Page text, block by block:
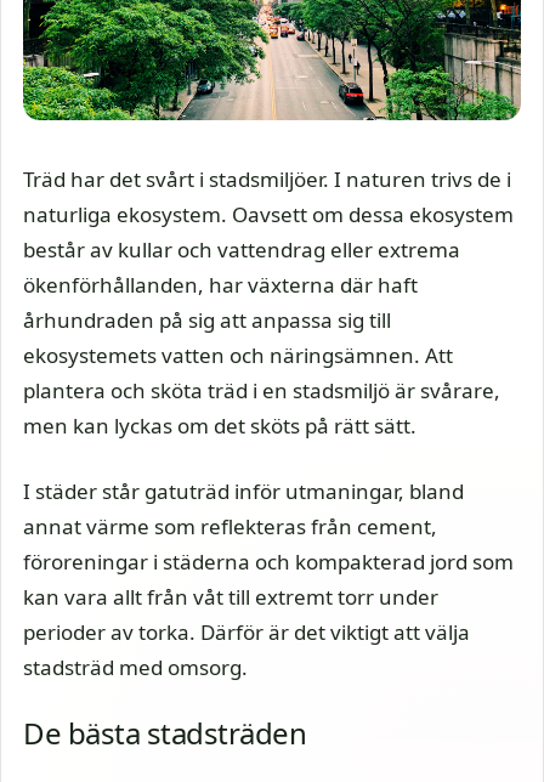
Träd har det svårt i stadsmiljöer. I naturen trivs de i
naturliga ekosystem. Oavsett om dessa ekosystem
består av kullar och vattendrag eller extrema
ökenförhållanden, har växterna där haft
århundraden på sig att anpassa sig till
ekosystemets vatten och näringsämnen. Att
plantera och sköta träd i en stadsmiljö är svårare,
men kan lyckas om det sköts på rätt sätt.
I städer står gatuträd inför utmaningar, bland
annat värme som reflekteras från cement,
föroreningar i städerna och kompakterad jord som
kan vara allt från våt till extremt torr under
perioder av torka. Därför är det viktigt att välja
stadsträd med omsorg.
De bästa stadsträden